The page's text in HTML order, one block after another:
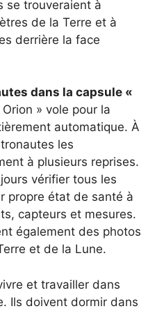
se trouveraient à
de la Terre et à
derrière la face
dans la capsule «
» vole pour la
automatique. À
les
à plusieurs reprises.
vérifier tous les
propre état de santé à
capteurs et mesures.
également des photos
et de la Lune.
et travailler dans
Ils doivent dormir dans